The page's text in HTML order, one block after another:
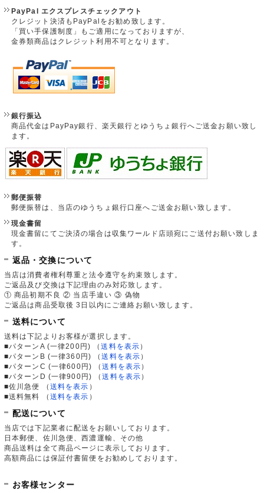
PayPal エクスプレスチェックアウト
クレジット決済もPayPalをお勧め致します。
「買い手保護制度」もご適用になっておりますが、
金券類商品はクレジット利用不可となります。
銀行振込
商品代金はPayPay銀行、楽天銀行とゆうちょ銀行へご送金お願い致し
ます。
郵便振替
郵便振替は、当店のゆうちょ銀行口座へご送金お願い致します。
現金書留
現金書留にてご決済の場合は収集ワールド店頭宛にご送付お願い致しま
す。
返品・交換について
当店は消費者権利尊重と法令遵守を約束致します。
ご返品及び交換は下記理由のみ対応致します。
① 商品初期不良 ② 当店手違い ③ 偽物
ご返品は商品受取後 3日以内にご連絡お願い致します。
送料について
送料は下記よりお客様が選択します。
■パターンA (一律200円)
（送料を表示 ）
■パターンB (一律360円)
（送料を表示 ）
■パターンC (一律600円)
（送料を表示 ）
■パターンD (一律900円)
（送料を表示 ）
■佐川急便
（ 送料を表示 ）
■送料無料
（ 送料を表示 ）
配送について
当店では下記業者に配送をお願いしております。
日本郵便、佐川急便、西濃運輸、その他
商品送料は全て商品ページに表示しております。
高額商品には保証付書留便をお勧めしております。
お客様センター